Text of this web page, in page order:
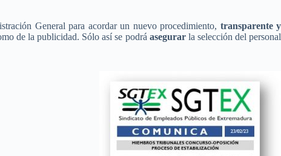
General para acordar un nuevo procedimiento, transparente y
de la publicidad. Sólo así se podrá asegurar la selección del personal